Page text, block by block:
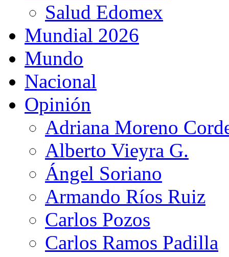
Salud Edomex
Mundial 2026
Mundo
Nacional
Opinión
Adriana Moreno
Alberto Vieyra G.
Ángel Soriano
Armando Ríos Ruiz
Carlos Pozos
Carlos Ramos Padilla